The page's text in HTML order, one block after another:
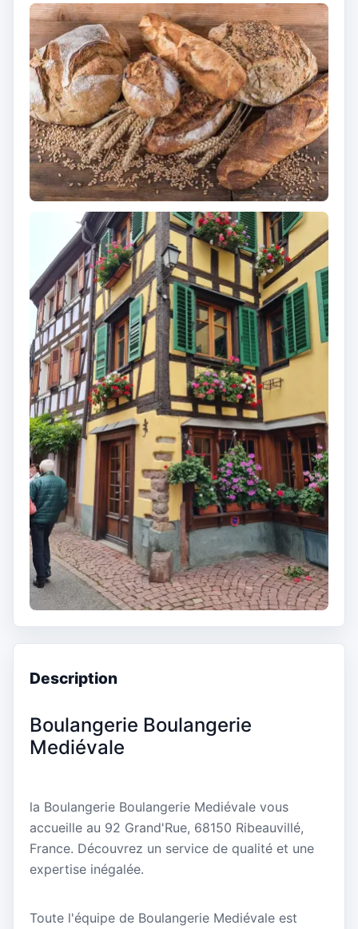
Description
Boulangerie Boulangerie
Mediévale
la Boulangerie Boulangerie Mediévale vous
accueille au 92 Grand'Rue, 68150 Ribeauvillé,
France. Découvrez un service de qualité et une
expertise inégalée.
Toute l'équipe de Boulangerie Mediévale est